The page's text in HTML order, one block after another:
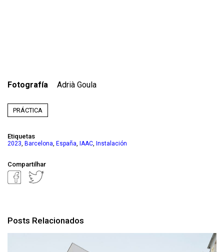
Fotografía Adrià Goula
PRÁCTICA
Etiquetas
2023 Barcelona España IAAC Instalación
Compartilhar
Posts Relacionados